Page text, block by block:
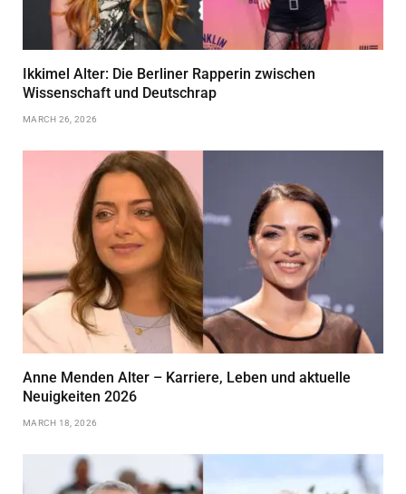
Ikkimel Alter: Die Berliner Rapperin zwischen
Wissenschaft und Deutschrap
MARCH 26, 2026
Anne Menden Alter – Karriere, Leben und aktuelle
Neuigkeiten 2026
MARCH 18, 2026